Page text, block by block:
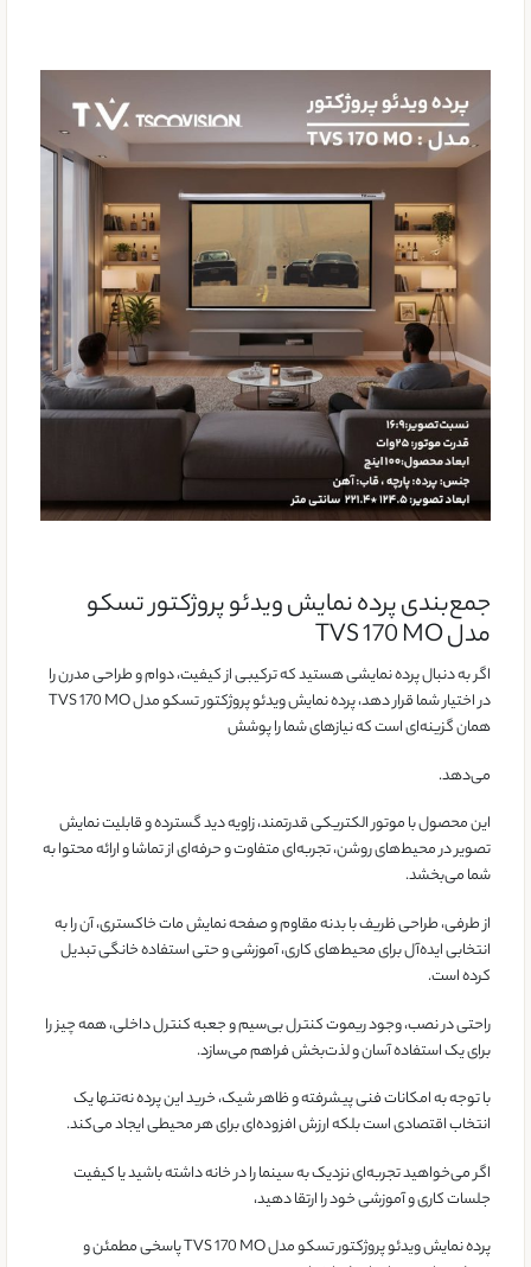
جمع‌بندی پرده نمایش ویدئو پروژکتور تسکو
مدل TVS 170 MO
اگر به دنبال پرده نمایشی هستید که ترکیبی از کیفیت، دوام و طراحی مدرن را
در اختیار شما قرار دهد، پرده نمایش ویدئو پروژکتور تسکو مدل TVS 170 MO
همان گزینه‌ای است که نیازهای شما را پوشش
می‌دهد.
این محصول با موتور الکتریکی قدرتمند، زاویه دید گسترده و قابلیت نمایش
تصویر در محیط‌های روشن، تجربه‌ای متفاوت و حرفه‌ای از تماشا و ارائه محتوا به
شما می‌بخشد.
از طرفی، طراحی ظریف با بدنه مقاوم و صفحه نمایش مات خاکستری، آن را به
انتخابی ایده‌آل برای محیط‌های کاری، آموزشی و حتی استفاده خانگی تبدیل
کرده است.
راحتی در نصب، وجود ریموت کنترل بی‌سیم و جعبه کنترل داخلی، همه چیز را
برای یک استفاده آسان و لذت‌بخش فراهم می‌سازد.
با توجه به امکانات فنی پیشرفته و ظاهر شیک، خرید این پرده نه‌تنها یک
انتخاب اقتصادی است بلکه ارزش افزوده‌ای برای هر محیطی ایجاد می‌کند.
اگر می‌خواهید تجربه‌ای نزدیک به سینما را در خانه داشته باشید یا کیفیت
جلسات کاری و آموزشی خود را ارتقا دهید،
پرده نمایش ویدئو پروژکتور تسکو مدل TVS 170 MO پاسخی مطمئن و